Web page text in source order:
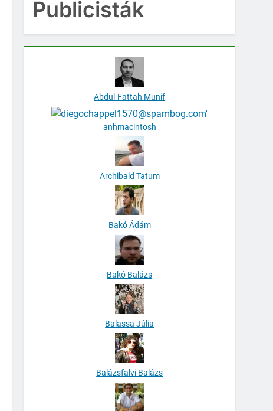
Publicisták
Abdul-Fattah Munif
anhmacintosh
Archibald Tatum
Bakó Ádám
Bakó Balázs
Balassa Júlia
Balázsfalvi Balázs